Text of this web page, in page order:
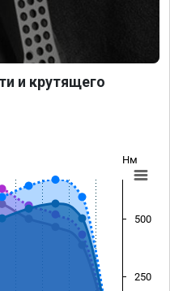
и крутящего
Нм
250
500